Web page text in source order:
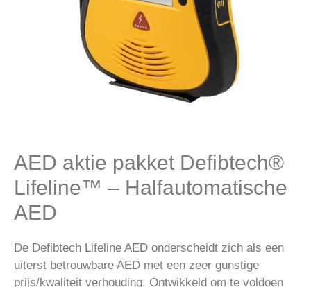
AED aktie pakket Defibtech®
Lifeline™ – Halfautomatische
AED
De Defibtech Lifeline AED onderscheidt zich als een
uiterst betrouwbare AED met een zeer gunstige
prijs/kwaliteit verhouding. Ontwikkeld om te voldoen